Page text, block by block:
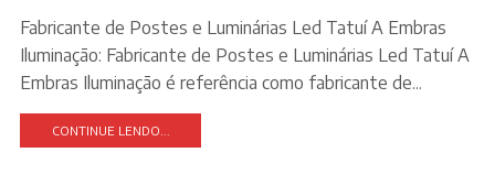
Fabricante de Postes e Luminárias Led Tatuí A Embras
Iluminação: Fabricante de Postes e Luminárias Led Tatuí A
Embras Iluminação é referência como fabricante de...
CONTINUE LENDO...